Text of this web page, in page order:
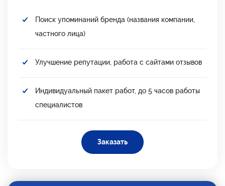
Поиск упоминаний бренда (названия компании,
частного лица)
Улучшение репутации, работа с сайтами отзывов
Индивидуальный пакет работ, до 5 часов работы
специалистов
Заказать